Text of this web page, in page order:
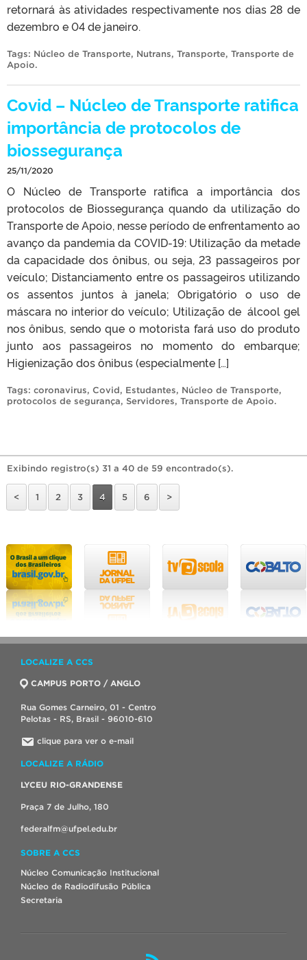
retornará às atividades respectivamente nos dias 28 de
dezembro e 04 de janeiro.
Tags: Núcleo de Transporte, Nutrans, Transporte, Transporte de
Apoio.
Covid – Núcleo de Transporte ratifica
importância de protocolos de
biossegurança
25/11/2020
O Núcleo de Transporte ratifica a importância dos
protocolos de Biossegurança quando da utilização do
Transporte de Apoio, nesse período de enfrentamento ao
avanço da pandemia da COVID-19: Utilização da metade
da capacidade dos ônibus, ou seja, 23 passageiros por
veículo; Distanciamento entre os passageiros utilizando
os assentos juntos à janela; Obrigatório o uso de
máscara no interior do veículo; Utilização de álcool gel
nos ônibus, sendo que o motorista fará uso do produto
junto aos passageiros no momento do embarque;
Higienização dos ônibus (especialmente […]
Tags: coronavirus, Covid, Estudantes, Núcleo de Transporte,
protocolos de segurança, Servidores, Transporte de Apoio.
Exibindo registro(s) 31 a 40 de 59 encontrado(s).
< 1 2 3 4 5 6 >
LOCALIZE A CCS
CAMPUS PORTO / ANGLO
Rua Gomes Carneiro, 01 - Centro
Pelotas - RS, Brasil - 96010-610
clique para ver o e-mail
LOCALIZE A RÁDIO
LYCEU RIO-GRANDENSE
Praça 7 de Julho, 180
federalfm@ufpel.edu.br
SOBRE A CCS
Núcleo Comunicação Institucional
Núcleo de Radiodifusão Pública
Secretaria